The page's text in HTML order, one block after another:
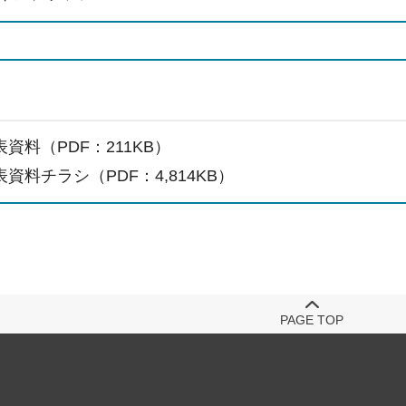
資料（PDF：211KB）
資料チラシ（PDF：4,814KB）
PAGE TOP